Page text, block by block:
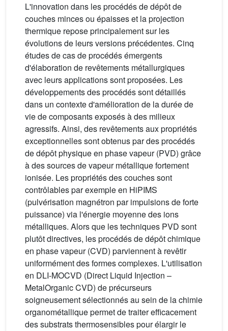
L'innovation dans les procédés de dépôt de
couches minces ou épaisses et la projection
thermique repose principalement sur les
évolutions de leurs versions précédentes. Cinq
études de cas de procédés émergents
d'élaboration de revêtements métallurgiques
avec leurs applications sont proposées. Les
développements des procédés sont détaillés
dans un contexte d'amélioration de la durée de
vie de composants exposés à des milieux
agressifs. Ainsi, des revêtements aux propriétés
exceptionnelles sont obtenus par des procédés
de dépôt physique en phase vapeur (PVD) grâce
à des sources de vapeur métallique fortement
ionisée. Les propriétés des couches sont
contrôlables par exemple en HiPIMS
(pulvérisation magnétron par impulsions de forte
puissance) via l'énergie moyenne des ions
métalliques. Alors que les techniques PVD sont
plutôt directives, les procédés de dépôt chimique
en phase vapeur (CVD) parviennent à revêtir
uniformément des formes complexes. L'utilisation
en DLI-MOCVD (Direct Liquid Injection –
MetalOrganic CVD) de précurseurs
soigneusement sélectionnés au sein de la chimie
organométallique permet de traiter efficacement
des substrats thermosensibles pour élargir le